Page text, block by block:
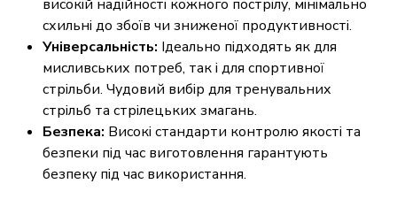
високій надійності кожного пострілу, мінімально
схильні до збоїв чи зниженої продуктивності.
Універсальність: Ідеально підходять як для
мисливських потреб, так і для спортивної
стрільби. Чудовий вибір для тренувальних
стрільб та стрілецьких змагань.
Безпека: Високі стандарти контролю якості та
безпеки під час виготовлення гарантують
безпеку під час використання.